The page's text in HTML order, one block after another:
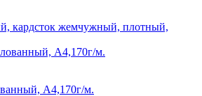
кардсток жемчужный, плотный,
А4,170г/м.